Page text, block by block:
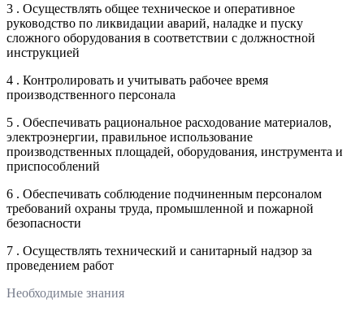
3 . Осуществлять общее техническое и оперативное
руководство по ликвидации аварий, наладке и пуску
сложного оборудования в соответствии с должностной
инструкцией
4 . Контролировать и учитывать рабочее время
производственного персонала
5 . Обеспечивать рациональное расходование материалов,
электроэнергии, правильное использование
производственных площадей, оборудования, инструмента и
приспособлений
6 . Обеспечивать соблюдение подчиненным персоналом
требований охраны труда, промышленной и пожарной
безопасности
7 . Осуществлять технический и санитарный надзор за
проведением работ
Необходимые знания